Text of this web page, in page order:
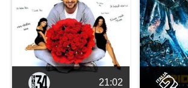
21:02